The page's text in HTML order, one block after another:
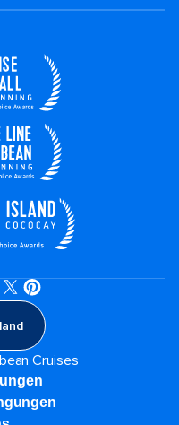
Cruises